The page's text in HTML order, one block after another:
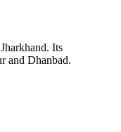
Its
and Dhanbad.